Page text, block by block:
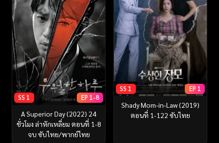
SS 1 EP 1-8
A Superior Day (2022) 24
ชั่วโมง ล่าหักเหลี่ยม ตอนที่ 1-8
จบ ซับไทย/พากย์ไทย
SS 1 EP 1
Shady Mom-in-Law (2019)
ตอนที่ 1-122 ซับไทย